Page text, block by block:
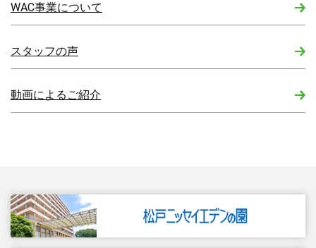
WAC事業について
スタッフの声
動画によるご紹介